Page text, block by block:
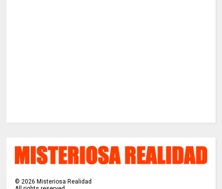
©2026 Misteriosa Realidad